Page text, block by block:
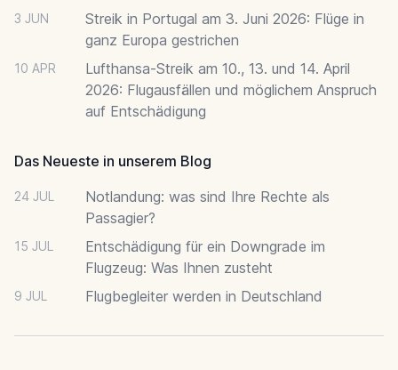
3 JUN
Streik in Portugal am 3. Juni 2026: Flüge in
ganz Europa gestrichen
10 APR
Lufthansa-Streik am 10., 13. und 14. April
2026: Flugausfällen und möglichem Anspruch
auf Entschädigung
Das Neueste in unserem Blog
24 JUL
Notlandung: was sind Ihre Rechte als
Passagier?
15 JUL
Entschädigung für ein Downgrade im
Flugzeug: Was Ihnen zusteht
9 JUL Flugbegleiter werden in Deutschland